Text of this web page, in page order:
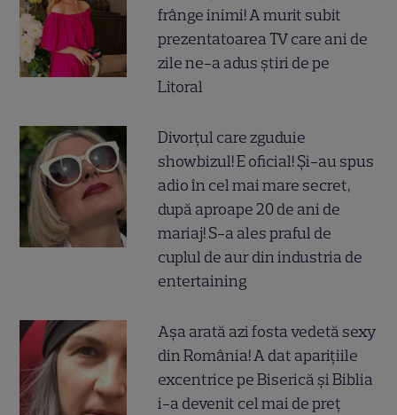
frânge inimi! A murit subit
prezentatoarea TV care ani de
zile ne-a adus știri de pe
Litoral
Divorțul care zguduie
showbizul! E oficial! Și-au spus
adio în cel mai mare secret,
după aproape 20 de ani de
mariaj! S-a ales praful de
cuplul de aur din industria de
entertaining
Așa arată azi fosta vedetă sexy
din România! A dat aparițiile
excentrice pe Biserică și Biblia
i-a devenit cel mai de preț